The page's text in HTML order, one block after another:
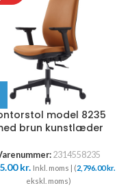
model 8235
brun kunstlæder
2314558235
kr. Inkl. moms | (2,796.00kr.
ekskl. moms)